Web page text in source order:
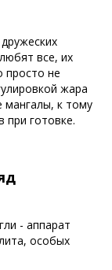
все, их
просто не
жара
мангалы, к тому
при готовке.
- аппарат
особых